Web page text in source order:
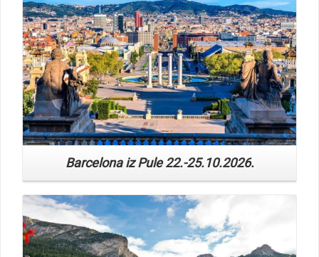
Barcelona iz Pule 22.-25.10.2026.
Read More